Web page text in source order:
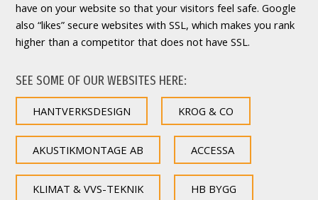
have on your website so that your visitors feel safe. Google
also “likes” secure websites with SSL, which makes you rank
higher than a competitor that does not have SSL.
SEE SOME OF OUR WEBSITES HERE:
HANTVERKSDESIGN KROG & CO
AKUSTIKMONTAGE AB ACCESSA
KLIMAT & VVS-TEKNIK HB BYGG